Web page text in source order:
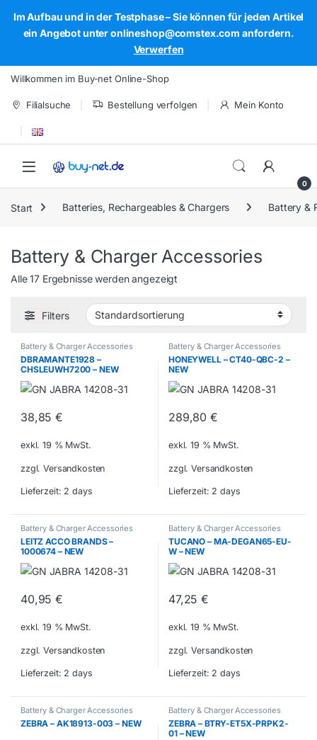
Im Aufbau und in der Testphase – Sie können für jeden Artikel
ein Angebot unter onlineshop@comstex.com anfordern.
Verwerfen
Skip to navigation
Skip to content
Willkommen im Buy-net Online-Shop
Filialsuche Bestellung verfolgen Mein Konto
Open
0
Start Batteries, Rechargeables & Chargers Battery &
Battery & Charger Accessories
Alle 17 Ergebnisse werden angezeigt
Filters
Battery & Charger Accessories
DBRAMANTE1928 –
CHSLEUWH7200 – NEW
38,85€
exkl. 19 % MwSt.
zzgl. Versandkosten
Lieferzeit: 2 days
Battery & Charger Accessories
HONEYWELL – CT40-QBC-2 –
NEW
289,80€
exkl. 19 % MwSt.
zzgl. Versandkosten
Lieferzeit: 2 days
Battery & Charger Accessories
LEITZ ACCO BRANDS –
1000674 – NEW
40,95€
exkl. 19 % MwSt.
zzgl. Versandkosten
Lieferzeit: 2 days
Battery & Charger Accessories
TUCANO – MA-DEGAN65-EU-
W – NEW
47,25€
exkl. 19 % MwSt.
zzgl. Versandkosten
Lieferzeit: 2 days
Battery & Charger Accessories
ZEBRA – AK18913-003 – NEW
Battery & Charger Accessories
ZEBRA – BTRY-ET5X-PRPK2-
01 – NEW